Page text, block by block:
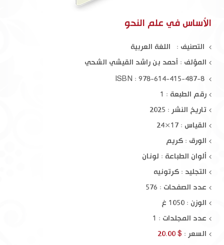
الأساس في علم النحو
التصنيف : اللغة العربية
المؤلف : أحمد بن راشد القيشي الشحي
رقم الطبعة : 1
تاريخ النشر : 2025
القياس : 17×24
الورق : كريم
ألوان الطباعة : لونان
التجليد : كرتونيه
عدد الصفحات : 576
الوزن : 1050 غ
عدد المجلدات : 1
السعر : $ 20.00